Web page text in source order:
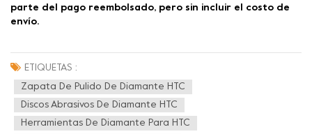
parte del pago reembolsado, pero sin incluir el costo de
envío.
ETIQUETAS :
Zapata De Pulido De Diamante HTC
Discos Abrasivos De Diamante HTC
Herramientas De Diamante Para HTC